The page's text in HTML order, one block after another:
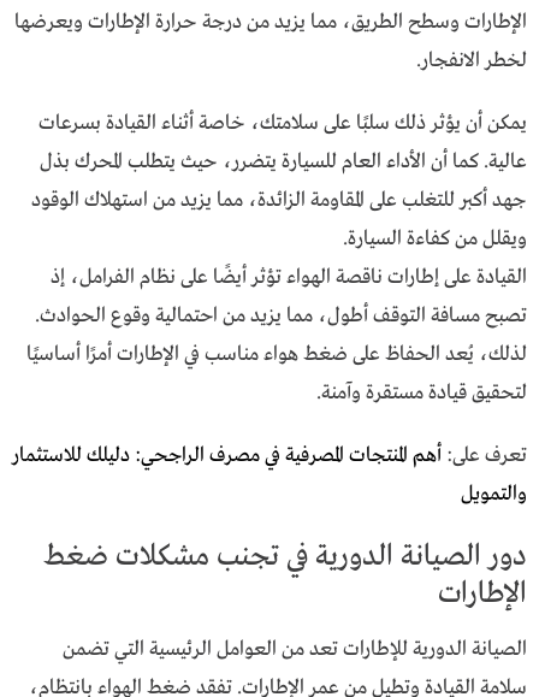
الإطارات وسطح الطريق، مما يزيد من درجة حرارة الإطارات ويعرضها
لخطر الانفجار.
يمكن أن يؤثر ذلك سلبًا على سلامتك، خاصة أثناء القيادة بسرعات
عالية. كما أن الأداء العام للسيارة يتضرر، حيث يتطلب المحرك بذل
جهد أكبر للتغلب على المقاومة الزائدة، مما يزيد من استهلاك الوقود
ويقلل من كفاءة السيارة.
القيادة على إطارات ناقصة الهواء تؤثر أيضًا على نظام الفرامل، إذ
تصبح مسافة التوقف أطول، مما يزيد من احتمالية وقوع الحوادث.
لذلك، يُعد الحفاظ على ضغط هواء مناسب في الإطارات أمرًا أساسيًا
لتحقيق قيادة مستقرة وآمنة.
تعرف على: أهم المنتجات المصرفية في مصرف الراجحي: دليلك للاستثمار
والتمويل
دور الصيانة الدورية في تجنب مشكلات ضغط
الإطارات
الصيانة الدورية للإطارات تعد من العوامل الرئيسية التي تضمن
سلامة القيادة وتطيل من عمر الإطارات. تفقد ضغط الهواء بانتظام،